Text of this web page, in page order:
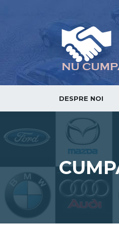
DESPRE NOI